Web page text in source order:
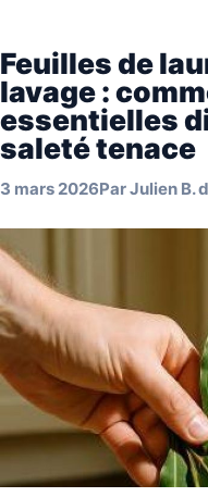
Feuilles de
lavage :
essentielles
saleté tenace
3 mars 2026ParJulien B.